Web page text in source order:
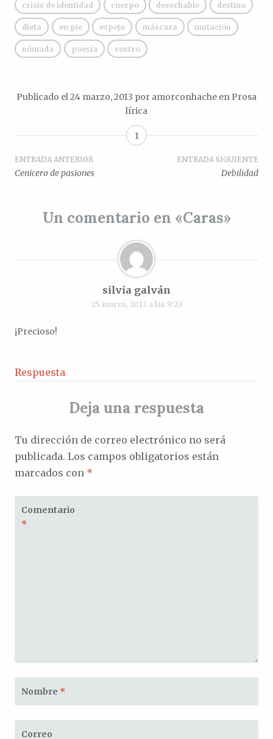
crisis de identidad cuerpo desechable destino
dieta en pie espejo máscara mutación
nómada poesía rostro
Publicado el 24 marzo, 2013 por amorconhache en Prosa
lírica
1
Navegación
entradas
ENTRADA ANTERIOR
Cenicero de pasiones
ENTRADA SIGUIENTE
Debilidad
Un comentario en «Caras»
silvia galván
25 marzo, 2013 a las 9:23
¡Precioso!
Respuesta
Deja una respuesta
Tu dirección de correo electrónico no será
publicada. Los campos obligatorios están
marcados con *
Comentario
*
Nombre *
Correo